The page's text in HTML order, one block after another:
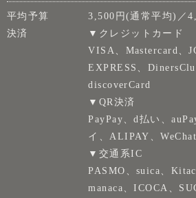
平均予算
3,500円(通常平均)／
決済
▼クレジットカード
VISA、Mastercard、
EXPRESS、
discoverCard
▼QR決済
PayPay、d払い、
イ、ALIPAY、
▼交通系IC
PASMO、suica、
manaca、ICOCA、